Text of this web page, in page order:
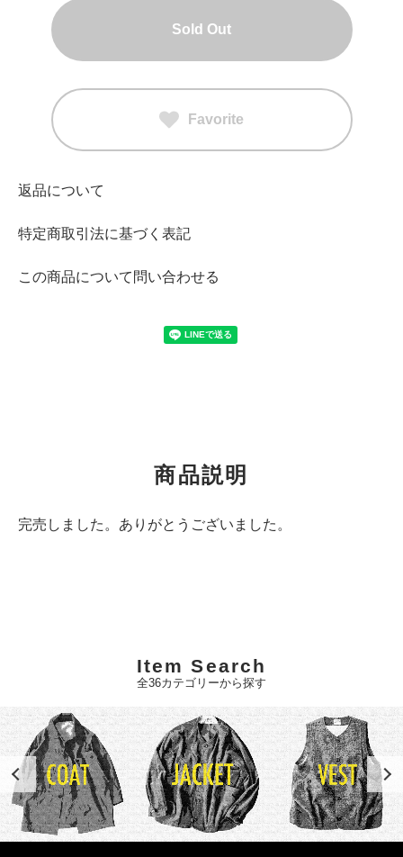
Sold Out
Favorite
返品について
特定商取引法に基づく表記
この商品について問い合わせる
商品説明
完売しました。ありがとうございました。
Item Search
全36カテゴリーから探す